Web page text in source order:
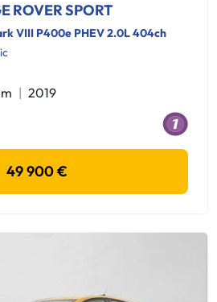
ROVER SPORT
VIII P400e PHEV 2.0L 404ch
2019
49 900 €